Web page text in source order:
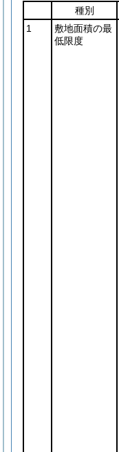
種別
1
敷地面積の最
低限度